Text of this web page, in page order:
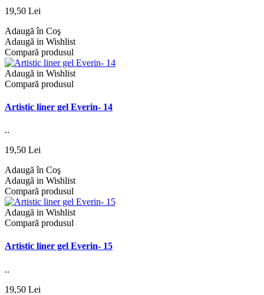
19,50 Lei
Adaugă în Coş
Adaugă in Wishlist
Compară produsul
Adaugă in Wishlist
Compară produsul
Artistic liner gel Everin- 14
..
19,50 Lei
Adaugă în Coş
Adaugă in Wishlist
Compară produsul
Adaugă in Wishlist
Compară produsul
Artistic liner gel Everin- 15
..
19,50 Lei